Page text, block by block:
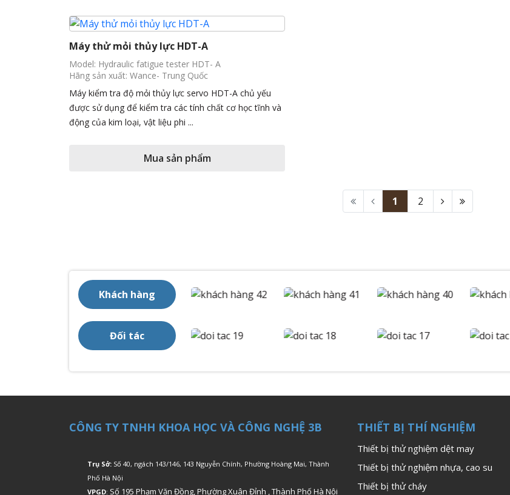
Máy thử mỏi thủy lực HDT-A
Model: Hydraulic fatigue tester HDT- A
Hãng sản xuất: Wance- Trung Quốc
Máy kiểm tra độ mỏi thủy lực servo HDT-A chủ yếu
được sử dụng để kiểm tra các tính chất cơ học tĩnh và
động của kim loại, vật liệu phi ...
Mua sản phẩm
1 2
Khách hàng
Đối tác
CÔNG TY TNHH KHOA HỌC VÀ CÔNG NGHỆ 3B
Trụ Sở: Số 40, ngách 143/146, 143 Nguyễn Chính, Phường Hoàng Mai, Thành
Phố Hà Nội
VPGD: Số 195 Phạm Văn Đồng, Phường Xuân Đỉnh , Thành Phố Hà Nội
THIẾT BỊ THÍ NGHIỆM
Thiết bị thử nghiệm dệt may
Thiết bị thử nghiệm nhựa, cao su
Thiết bị thử cháy